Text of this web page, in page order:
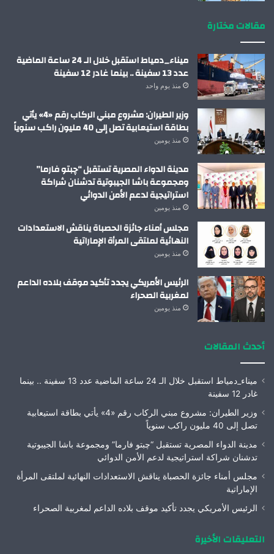
مقالات مختارة
ميناء_دمياط استقبل خلال الـ 24 ساعة الماضية
عدد 13 سفينة .. بينما غادر 12 سفينة
منذ يوم واحد
وزير الطيران: مشروع مبني الركاب رقم «4» يأتي
بطاقة استيعابية تصل إلى 40 مليون راكب سنوياً
منذ يومين
مدينة الدواء المصرية تستقبل “چبتو فارما”
ومجموعة باشا الجيبوتية تدشنان شراكة
استراتيجية لدعم الأمن الدوائي
منذ يومين
مجلس أمناء جائزة الحصباة يناقش الاستعدادات
النهائية لملتقى المرأة الإماراتية
منذ يومين
الرئيس الأمريكي يجدد تأكيد موقف بلاده الداعم
لمغربية الصحراء
منذ يومين
أحدث المقالات
ميناء_دمياط استقبل خلال الـ 24 ساعة الماضية عدد 13 سفينة .. بينما
غادر 12 سفينة
وزير الطيران: مشروع مبني الركاب رقم «4» يأتي بطاقة استيعابية
تصل إلى 40 مليون راكب سنوياً
مدينة الدواء المصرية تستقبل “چبتو فارما” ومجموعة باشا الجيبوتية
تدشنان شراكة استراتيجية لدعم الأمن الدوائي
مجلس أمناء جائزة الحصباة يناقش الاستعدادات النهائية لملتقى المرأة
الإماراتية
الرئيس الأمريكي يجدد تأكيد موقف بلاده الداعم لمغربية الصحراء
التعليقات الأخيرة